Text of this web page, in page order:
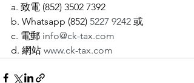
a. 致電 (852) 3502 7392
b. Whatsapp (852) 5227 9242 或
c. 電郵 info@ck-tax.com
d. 網站 www.ck-tax.com